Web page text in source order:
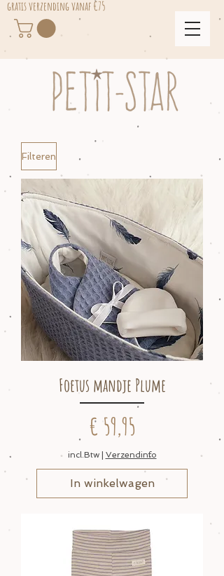
gratis verzending vanaf €75
Filteren
Foetus mandje Plume
Prijs
€ 59,95
incl.Btw Verzendinfo
In winkelwagen